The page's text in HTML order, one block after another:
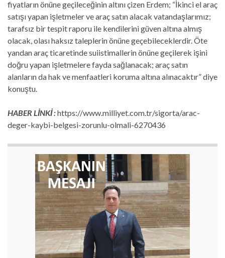
fiyatların önüne geçileceğinin altını çizen Erdem; “İkinci el araç
satışı yapan işletmeler ve araç satın alacak vatandaşlarımız;
tarafsız bir tespit raporu ile kendilerini güven altına almış
olacak, olası haksız taleplerin önüne geçebileceklerdir. Öte
yandan araç ticaretinde suiistimallerin önüne geçilerek işini
doğru yapan işletmelere fayda sağlanacak; araç satın
alanların da hak ve menfaatleri koruma altına alınacaktır” diye
konuştu.
HABER LİNKİ :https://www.milliyet.com.tr/sigorta/arac-
deger-kaybi-belgesi-zorunlu-olmali-6270436